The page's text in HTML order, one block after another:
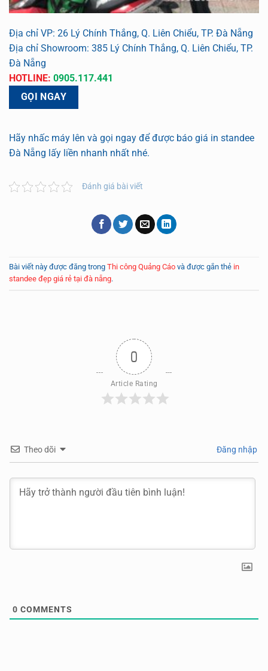
Địa chỉ VP: 26 Lý Chính Thắng, Q. Liên Chiểu, TP. Đà Nẵng
Địa chỉ Showroom: 385 Lý Chính Thắng, Q. Liên Chiểu, TP.
Đà Nẵng
HOTLINE: 0905.117.441
GỌI NGAY
Hãy nhấc máy lên và gọi ngay để được báo giá in standee
Đà Nẵng lấy liền nhanh nhất nhé.
Đánh giá bài viết
Bài viết này được đăng trong Thi công Quảng Cáo và được gắn thẻ in
standee đẹp giá rẻ tại đà nẵng.
0
Article Rating
Theo dõi Đăng nhập
0 COMMENTS